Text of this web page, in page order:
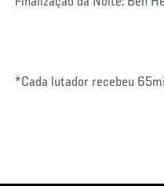
*Cada lutador recebeu